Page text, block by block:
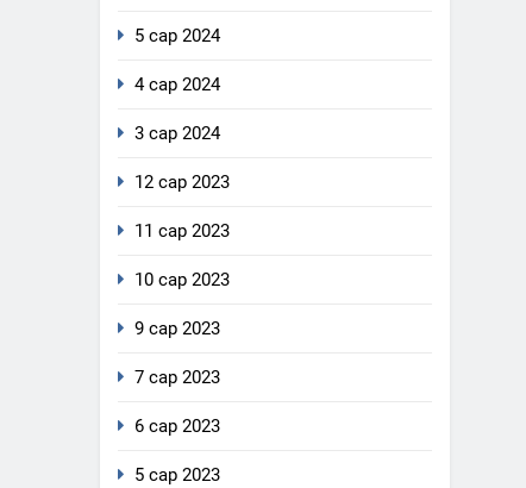
5 сар 2024
4 сар 2024
3 сар 2024
12 сар 2023
11 сар 2023
10 сар 2023
9 сар 2023
7 сар 2023
6 сар 2023
5 сар 2023